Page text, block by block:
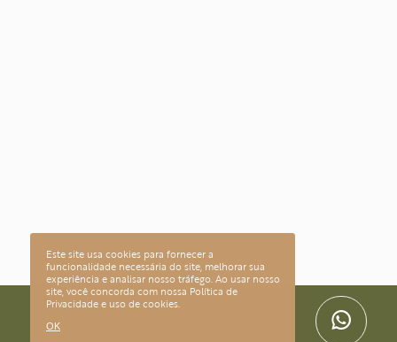
Este site usa cookies para fornecer a
funcionalidade necessária do site, melhorar sua
experiência e analisar nosso tráfego. Ao usar nosso
site, você concorda com nossa Política de
Privacidadee uso de cookies.
OK